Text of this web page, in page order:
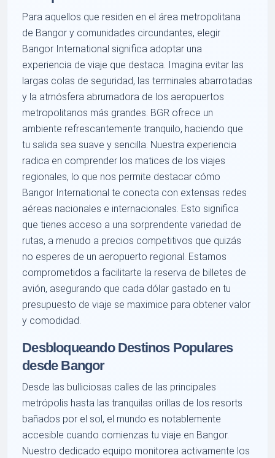
Para aquellos que residen en el área metropolitana
de Bangor y comunidades circundantes, elegir
Bangor International significa adoptar una
experiencia de viaje que destaca. Imagina evitar las
largas colas de seguridad, las terminales abarrotadas
y la atmósfera abrumadora de los aeropuertos
metropolitanos más grandes. BGR ofrece un
ambiente refrescantemente tranquilo, haciendo que
tu salida sea suave y sencilla. Nuestra experiencia
radica en comprender los matices de los viajes
regionales, lo que nos permite destacar cómo
Bangor International te conecta con extensas redes
aéreas nacionales e internacionales. Esto significa
que tienes acceso a una sorprendente variedad de
rutas, a menudo a precios competitivos que quizás
no esperes de un aeropuerto regional. Estamos
comprometidos a facilitarte la reserva de billetes de
avión, asegurando que cada dólar gastado en tu
presupuesto de viaje se maximice para obtener valor
y comodidad.
Desbloqueando Destinos Populares
desde Bangor
Desde las bulliciosas calles de las principales
metrópolis hasta las tranquilas orillas de los resorts
bañados por el sol, el mundo es notablemente
accesible cuando comienzas tu viaje en Bangor.
Nuestro dedicado equipo monitorea activamente los